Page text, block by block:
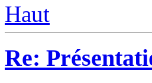
Haut
Re: